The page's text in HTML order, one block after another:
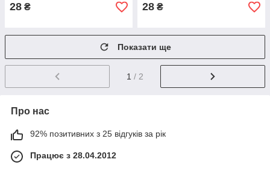
28 ₴ 28 ₴
Показати ще
1 / 2
Про нас
92% позитивних з 25 відгуків за рік
Працює з 28.04.2012